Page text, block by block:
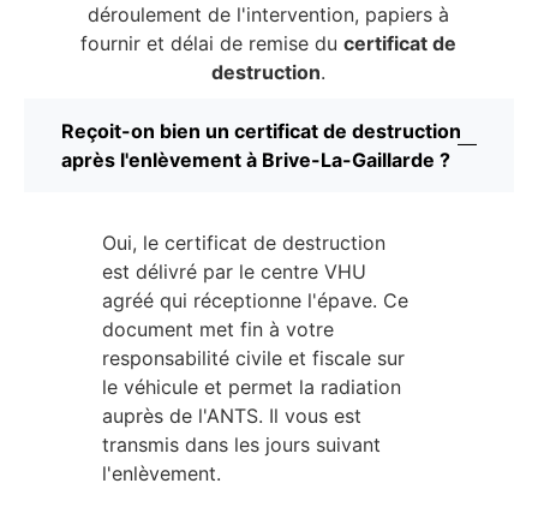
déroulement de l'intervention, papiers à
fournir et délai de remise ducertificat de
destruction.
Reçoit-on bien un certificat de destruction
après l'enlèvement à Brive-La-Gaillarde ?
Oui, le certificat de destruction
est délivré par le centre VHU
agréé qui réceptionne l'épave. Ce
document met fin à votre
responsabilité civile et fiscale sur
le véhicule et permet la radiation
auprès de l'ANTS. Il vous est
transmis dans les jours suivant
l'enlèvement.